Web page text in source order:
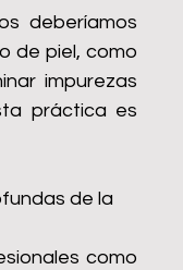
deberíamos
de piel, como
impurezas
práctica es
de la
como